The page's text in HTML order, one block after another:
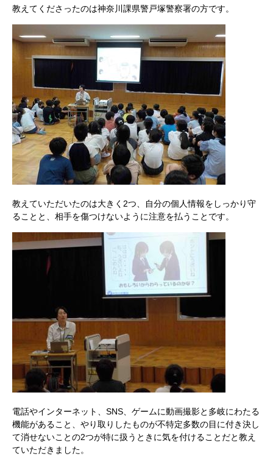
教えてくださったのは神奈川課県警戸塚警察署の方です。
教えていただいたのは大きく2つ、自分の個人情報をしっかり守
ることと、相手を傷つけないように注意を払うことです。
電話やインターネット、SNS、ゲームに動画撮影と多岐にわたる
機能があること、やり取りしたものが不特定多数の目に付き決し
て消せないことの2つが特に扱うときに気を付けることだと教え
ていただきました。